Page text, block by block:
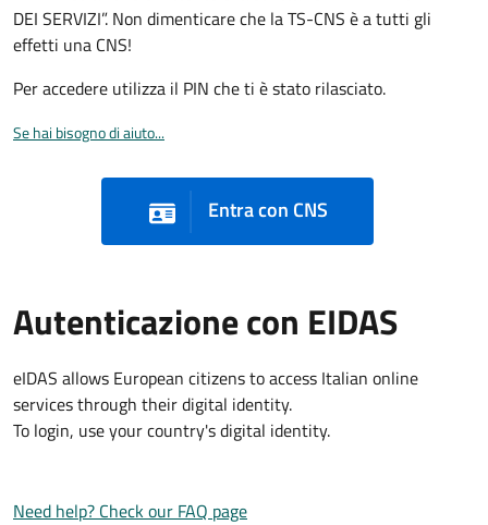
DEI SERVIZI”. Non dimenticare che la TS-CNS è a tutti gli
effetti una CNS!
Per accedere utilizza il PIN che ti è stato rilasciato.
Se hai bisogno di aiuto...
Entra con CNS
Autenticazione con EIDAS
eIDAS allows European citizens to access Italian online
services through their digital identity.
To login, use your country's digital identity.
Need help? Check our FAQ page